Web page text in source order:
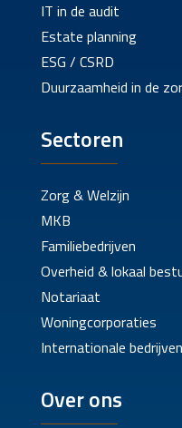
IT in de audit
Estate planning
ESG / CSRD
Duurzaamheid in de
Sectoren
Zorg & Welzijn
MKB
Familiebedrijven
Overheid & lokaal
Notariaat
Woningcorporaties
Internationale bedrijven
Over ons